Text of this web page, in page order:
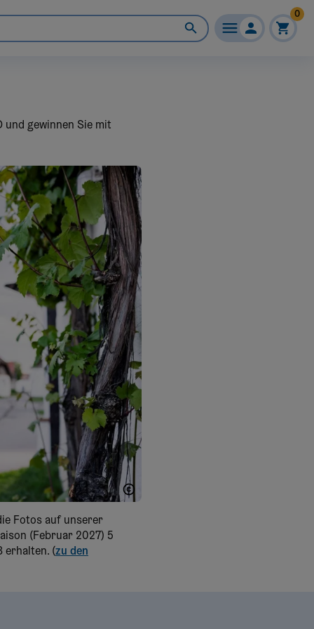
0
und gewinnen Sie mit
Fotos auf unserer
(Februar 2027) 5
erhalten. (zu den